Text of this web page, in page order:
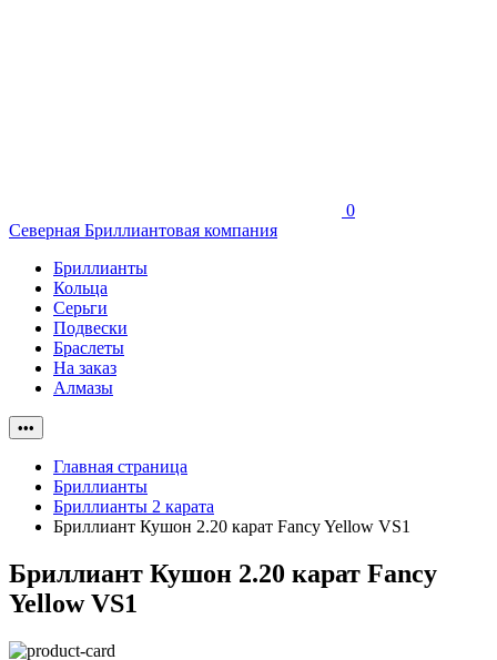
0
Северная Бриллиантовая компания
Бриллианты
Кольца
Серьги
Подвески
Браслеты
На заказ
Алмазы
•••
Главная страница
Бриллианты
Бриллианты 2 карата
Бриллиант Кушон 2.20 карат Fancy Yellow VS1
Бриллиант Кушон 2.20 карат Fancy
Yellow VS1